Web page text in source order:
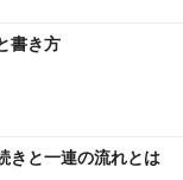
。
続きは次のペー
書き方
きと一連の流れとは